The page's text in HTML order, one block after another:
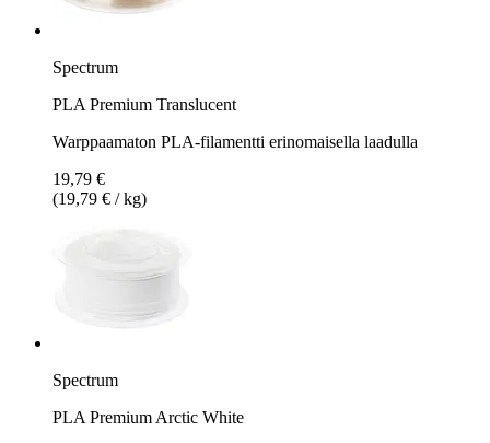
Spectrum
PLA Premium Translucent
Warppaamaton PLA-filamentti erinomaisella laadulla
19,79 €
(19,79 € / kg)
Spectrum
PLA Premium Arctic White